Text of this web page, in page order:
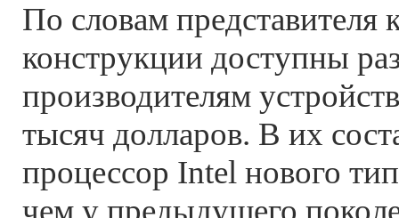
По словам представителя
конструкции доступны
производителям
тысяч долларов. В их
процессор Intel нового
чем у предыдущего